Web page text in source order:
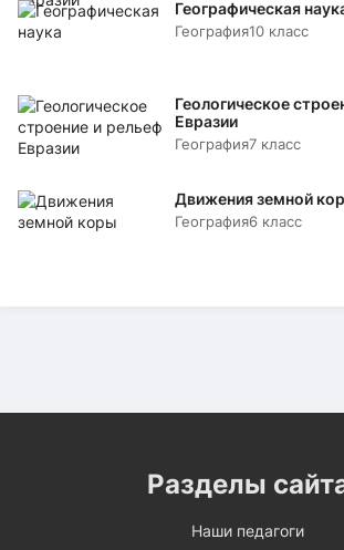
Географическая
География10 класс
Геологическое
Евразии
География7 класс
Движения земной
География6 класс
Разделы
Наши педагоги